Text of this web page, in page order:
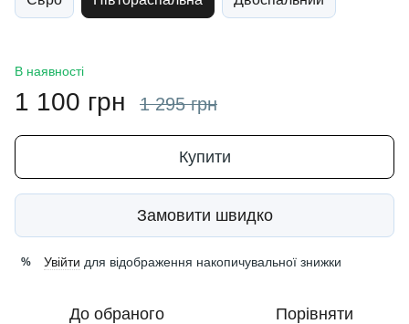
В наявності
1 100 грн 1 295 грн
Купити
Замовити швидко
% Увійти для відображення накопичувальної знижки
До обраного Порівняти